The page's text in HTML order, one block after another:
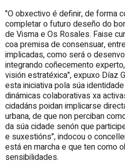
"O obxectivo é definir, de forma
completar o futuro deseño do
de Visma e Os Rosales. Faise
coa premisa de consensuar,
implicadas, como será o
integrando coñecemento
visión estratéxica", expuxo Díaz
esta iniciativa pola súa
dinámicas colaborativas xa
cidadáns poidan implicarse
urbana, de que non perciban
da súa cidade senón que
e suxestións", indocou o
está en marcha e que ten como
sensibilidades.